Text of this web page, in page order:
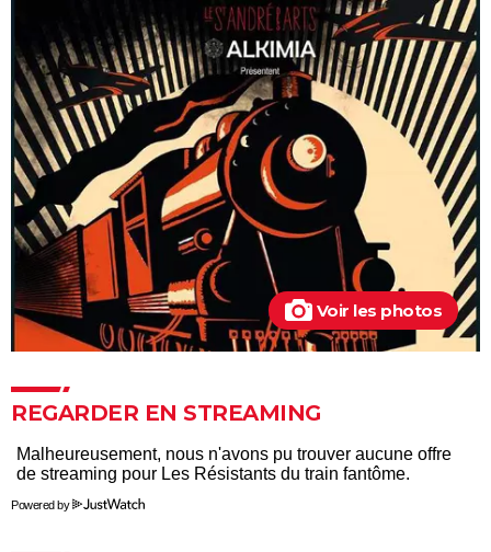
Faites le mur !
Super Size Me
Le Chagrin et la Pitié
Salam
Microcosmos, le peuple de l'herbe
Lost in la Mancha
Voir les photos
REGARDER EN STREAMING
Powered by